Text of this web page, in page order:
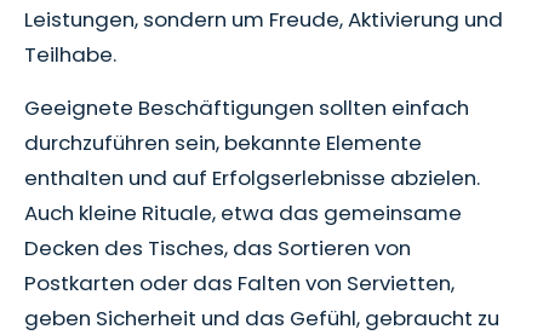
Leistungen, sondern um Freude, Aktivierung und
Teilhabe.
Geeignete Beschäftigungen sollten einfach
durchzuführen sein, bekannte Elemente
enthalten und auf Erfolgserlebnisse abzielen.
Auch kleine Rituale, etwa das gemeinsame
Decken des Tisches, das Sortieren von
Postkarten oder das Falten von Servietten,
geben Sicherheit und das Gefühl, gebraucht zu